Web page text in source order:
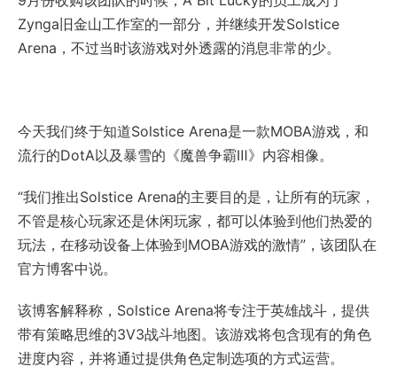
Zynga旧金山工作室的一部分，并继续开发Solstice
Arena，不过当时该游戏对外透露的消息非常的少。
今天我们终于知道Solstice Arena是一款MOBA游戏，和
流行的DotA以及暴雪的《魔兽争霸Ⅲ》内容相像。
“我们推出Solstice Arena的主要目的是，让所有的玩家，
不管是核心玩家还是休闲玩家，都可以体验到他们热爱的
玩法，在移动设备上体验到MOBA游戏的激情”，该团队在
官方博客中说。
该博客解释称，Solstice Arena将专注于英雄战斗，提供
带有策略思维的3V3战斗地图。该游戏将包含现有的角色
进度内容，并将通过提供角色定制选项的方式运营。